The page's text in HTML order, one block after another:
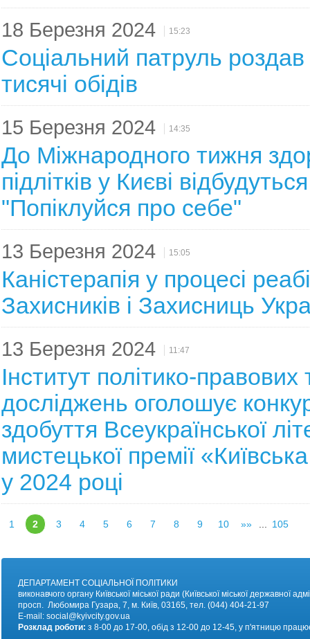
18 Березня 2024 15:23
Соціальний патруль
тисячі обідів
15 Березня 2024 14:35
До Міжнародного тижня
підлітків у Києві
"Попіклуйся про себе"
13 Березня 2024 15:05
Каністерапія у процесі
Захисників і Захисниць
13 Березня 2024 11:47
Інститут політико-правових
досліджень оголошує
здобуття Всеукраїнської
мистецької премії
у 2024 році
1 2 3 4 5 6 7 8 9 10 »» 105
ДЕПАРТАМЕНТ СОЦІАЛЬНОЇ ПОЛІТИКИ
виконавчого органу Київської міської ради (Київської міської державної
просп. Любомира Гузара, 7, м. Київ, 03165, тел. (044) 404-21-97
E-mail: social@kyivcity.gov.ua
Розклад роботи: з 8-00 до 17-00, обід з 12-00 до 12-45, у п'ятницю